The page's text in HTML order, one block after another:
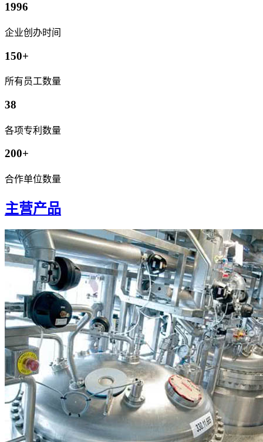
1996
企业创办时间
150+
所有员工数量
38
各项专利数量
200+
合作单位数量
主营产品